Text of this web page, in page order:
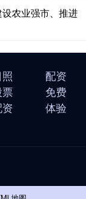
设农业强市、推进
票
配资
免费
体验